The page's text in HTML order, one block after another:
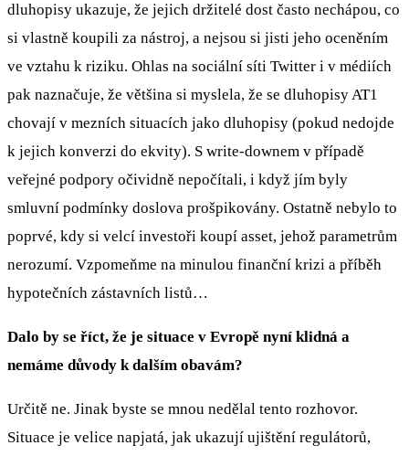
dluhopisy ukazuje, že jejich držitelé dost často nechápou, co
si vlastně koupili za nástroj, a nejsou si jisti jeho oceněním
ve vztahu k riziku. Ohlas na sociální síti Twitter i v médiích
pak naznačuje, že většina si myslela, že se dluhopisy AT1
chovají v mezních situacích jako dluhopisy (pokud nedojde
k jejich konverzi do ekvity). S write-downem v případě
veřejné podpory očividně nepočítali, i když jím byly
smluvní podmínky doslova prošpikovány. Ostatně nebylo to
poprvé, kdy si velcí investoři koupí asset, jehož parametrům
nerozumí. Vzpomeňme na minulou finanční krizi a příběh
hypotečních zástavních listů…
Dalo by se říct, že je situace v Evropě nyní klidná a
nemáme důvody k dalším obavám?
Určitě ne. Jinak byste se mnou nedělal tento rozhovor.
Situace je velice napjatá, jak ukazují ujištění regulátorů,